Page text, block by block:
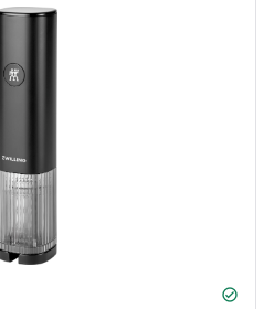
check_circle